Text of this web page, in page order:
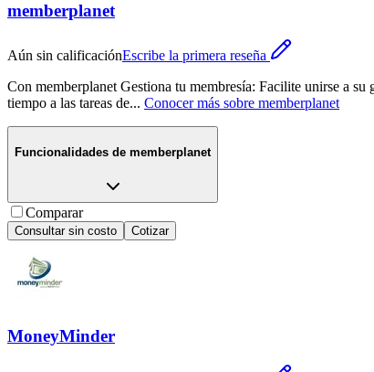
memberplanet
Aún sin calificaciónEscribe la primera reseña
Con memberplanet Gestiona tu membresía: Facilite unirse a
tiempo a las tareas de... Conocer más sobre memberplanet
Funcionalidades de memberplanet
Comparar
Consultar sin costo Cotizar
MoneyMinder